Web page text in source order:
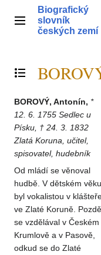
obsahHlavní menu
Biografický
slovník
českých zemí
Přepnout obsah
BOROVÝ, Antonín, *
12. 6. 1755 Sedlec u
Písku, † 24. 3. 1832
Zlatá Koruna, učitel,
spisovatel, hudebník
Od mládí se věnoval
hudbě. V dětském věku
byl vokalistou v
ve Zlaté Koruně.
se vzdělával v Českém
Krumlově a v Pasově,
odkud se do Zlaté